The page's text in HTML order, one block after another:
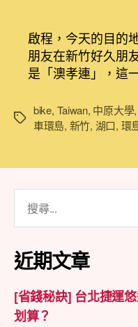
者
佈
日
期
啟程，今天的目的
朋友在新竹好久朋
是「澳孝連」，這
標
bike, Taiwan, 中原大學,
車環島, 新竹, 湖口, 環
關
鍵
字:
近期文章
[省錢秘訣] 台北捷運
划算？